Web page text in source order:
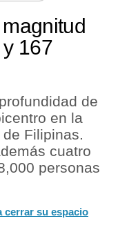
167
de
en la
Filipinas.
cuatro
personas
cerrar su espacio